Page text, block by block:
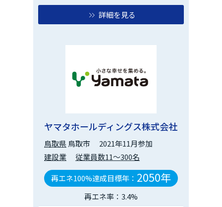
詳細を見る
ヤマタホールディングス株式会社
鳥取県鳥取市
2021年11月参加
建設業
従業員数11～300名
再エネ100%達成目標年： 2050年
再エネ率：3.4%